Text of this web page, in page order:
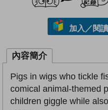
加入／閱
內容簡介
Pigs in wigs who tickle
comical animal-themed
children giggle while